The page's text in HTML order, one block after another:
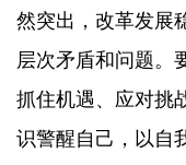
然突出，改革发展
层次矛盾和问题。
抓住机遇、应对挑
识警醒自己，以自